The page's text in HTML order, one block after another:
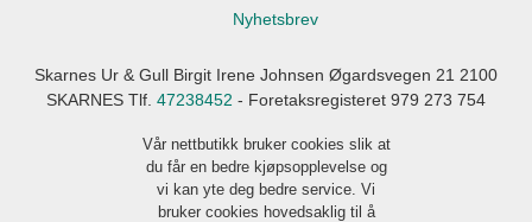
Nyhetsbrev
Skarnes Ur & Gull Birgit Irene Johnsen Øgardsvegen 21 2100
SKARNES Tlf. 47238452 - Foretaksregisteret 979 273 754
Vår nettbutikk bruker cookies slik at
du får en bedre kjøpsopplevelse og
vi kan yte deg bedre service. Vi
bruker cookies hovedsaklig til å